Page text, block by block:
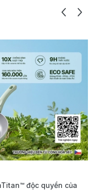
độc quyền của